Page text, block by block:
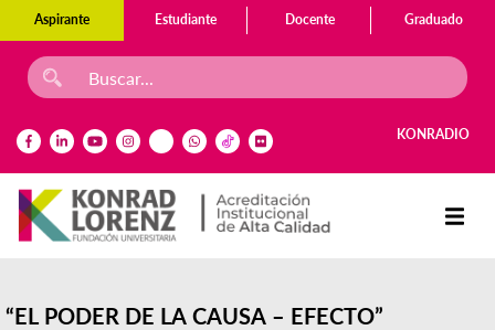
Aspirante Estudiante Docente Graduado
KONRADIO
“EL PODER DE LA CAUSA – EFECTO”